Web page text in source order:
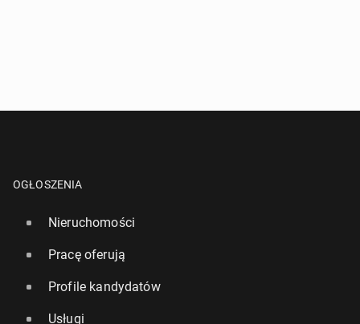
OGŁOSZENIA
Nieruchomości
Pracę oferują
Profile kandydatów
Usługi